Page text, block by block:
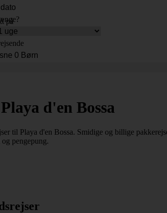
på
d'en Bossa
til Playa d'en Bossa. Smidige og billige
pengepung.